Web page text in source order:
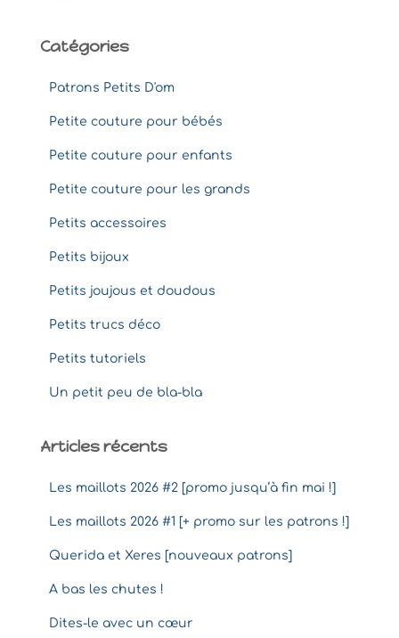
Catégories
Patrons Petits D'om
Petite couture pour bébés
Petite couture pour enfants
Petite couture pour les grands
Petits accessoires
Petits bijoux
Petits joujous et doudous
Petits trucs déco
Petits tutoriels
Un petit peu de bla-bla
Articles récents
Les maillots 2026 #2 [promo jusqu’à fin mai !]
Les maillots 2026 #1 [+ promo sur les patrons !]
Querida et Xeres [nouveaux patrons]
A bas les chutes !
Dites-le avec un cœur